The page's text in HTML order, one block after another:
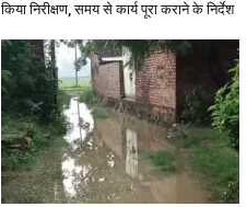
किया निरीक्षण, समय से कार्य पूरा कराने के निर्देश